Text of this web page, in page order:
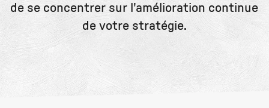
de se concentrer sur l'amélioration continue
de votre stratégie.